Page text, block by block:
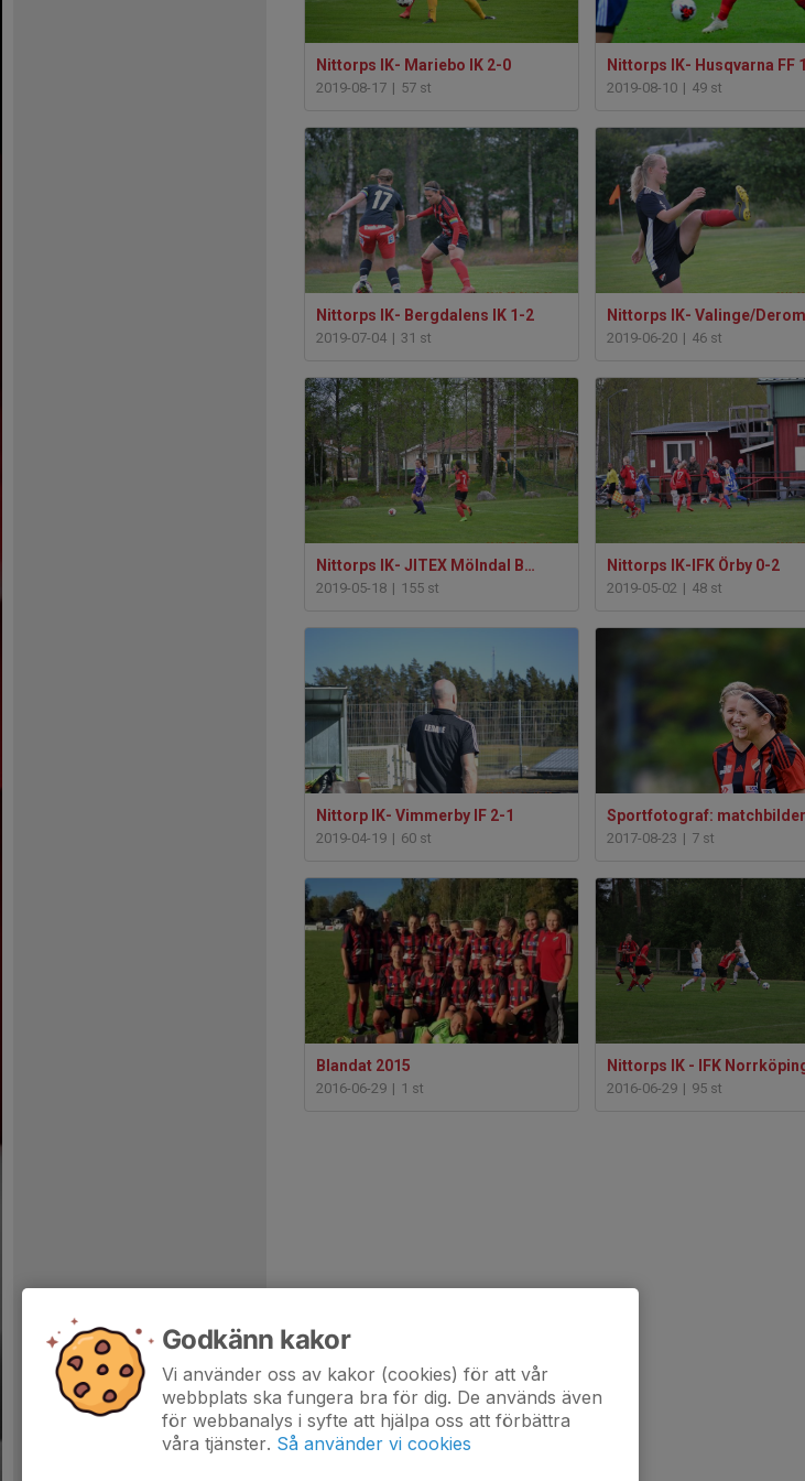
Nittorps IK- Mariebo IK 2-0
2019-08-17 | 57 st
Nittorps IK- Husqvarna FF
2019-08-10 | 49 st
Nittorps IK- Bergdalens IK 1-2
2019-07-04 | 31 st 2019-06-20 | 46 st
Nittorps IK- JITEX Mölndal BK 2-2
2019-05-18 | 155 st
Nittorps IK-IFK Örby 0-2
2019-05-02 | 48 st
Nittorp IK- Vimmerby IF 2-1
2019-04-19 | 60 st 2017-08-23 | 7 st
Blandat 2015
2016-06-29 | 1 st 2016-06-29 | 95 st
Godkänn kakor
Vi använder oss av kakor (cookies) för att vår
webbplats ska fungera bra för dig. De används även
för webbanalys i syfte att hjälpa oss att förbättra
våra tjänster. Så använder vi cookies